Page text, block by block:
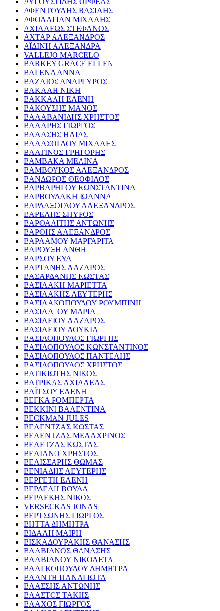
ΑΥΓΟΥΣΤΙΔΗΣ ΟΡΦΕΑΣ
ΑΦΕΝΤΟΥΛΗΣ ΒΑΣΙΛΗΣ
ΑΦΟΛΑΓΙΑΝ ΜΙΧΑΛΗΣ
ΑΧΙΛΛΕΩΣ ΣΤΕΦΑΝΟΣ
ΑΧΤΑΡ ΑΛΕΞΑΝΔΡΟΣ
ΑΪΔΙΝΗ ΑΛΕΞΑΝΔΡΑ
VALLEJO MARCELO
BARKEY GRACE ELLEN
ΒΑΓΕΝΑ ΑΝΝΑ
ΒΑΖΑΙΟΣ ΑΝΑΡΓΥΡΟΣ
ΒΑΚΑΛΗ ΝΙΚΗ
ΒΑΚΚΑΛΗ ΕΛΕΝΗ
ΒΑΚΟΥΣΗΣ ΜΑΝΟΣ
ΒΑΛΑΒΑΝΙΔΗΣ ΧΡΗΣΤΟΣ
ΒΑΛΑΡΗΣ ΓΙΩΡΓΟΣ
ΒΑΛΑΣΗΣ ΗΛΙΑΣ
ΒΑΛΑΣΟΓΛΟΥ ΜΙΧΑΛΗΣ
ΒΑΛΤΙΝΟΣ ΓΡΗΓΟΡΗΣ
ΒΑΜΒΑΚΑ ΜΕΛΙΝΑ
ΒΑΜΒΟΥΚΟΣ ΑΛΕΞΑΝΔΡΟΣ
ΒΑΝΔΩΡΟΣ ΘΕΟΦΙΛΟΣ
ΒΑΡΒΑΡΗΓΟΥ ΚΩΝΣΤΑΝΤΙΝΑ
ΒΑΡΒΟΥΔΑΚΗ ΙΩΑΝΝΑ
ΒΑΡΔΑΞΟΓΛΟΥ ΑΛΕΞΑΝΔΡΟΣ
ΒΑΡΕΛΗΣ ΣΠΥΡΟΣ
ΒΑΡΘΑΛΙΤΗΣ ΑΝΤΩΝΗΣ
ΒΑΡΘΗΣ ΑΛΕΞΑΝΔΡΟΣ
ΒΑΡΛΑΜΟΥ ΜΑΡΓΑΡΙΤΑ
ΒΑΡΟΥΞΗ ΑΝΘΗ
ΒΑΡΣΟΥ ΕΥΑ
ΒΑΡΤΑΝΗΣ ΛΑΖΑΡΟΣ
ΒΑΣΑΡΔΑΝΗΣ ΚΩΣΤΑΣ
ΒΑΣΙΛΑΚΗ ΜΑΡΙΕΤΤΑ
ΒΑΣΙΛΑΚΗΣ ΛΕΥΤΕΡΗΣ
ΒΑΣΙΛΑΚΟΠΟΥΛΟΥ ΡΟΥΜΠΙΝΗ
ΒΑΣΙΛΑΤΟΥ ΜΑΡΙΑ
ΒΑΣΙΛΕΙΟΥ ΛΑΖΑΡΟΣ
ΒΑΣΙΛΕΙΟΥ ΛΟΥΚΙΑ
ΒΑΣΙΛΟΠΟΥΛΟΣ ΓΙΩΡΓΗΣ
ΒΑΣΙΛΟΠΟΥΛΟΣ ΚΩΝΣΤΑΝΤΙΝΟΣ
ΒΑΣΙΛΟΠΟΥΛΟΣ ΠΑΝΤΕΛΗΣ
ΒΑΣΙΛΟΠΟΥΛΟΣ ΧΡΗΣΤΟΣ
ΒΑΤΙΚΙΩΤΗΣ ΝΙΚΟΣ
ΒΑΤΡΙΚΑΣ ΑΧΙΛΛΕΑΣ
ΒΑΪΤΣΟΥ ΕΛΕΝΗ
ΒΕΓΚΑ ΡΟΜΠΕΡΤΑ
ΒΕΚΚΙΝΙ ΒΑΛΕΝΤΙΝΑ
BECKMAN JULES
ΒΕΛΕΝΤΖΑΣ ΚΩΣΤΑΣ
ΒΕΛΕΝΤΖΑΣ ΜΕΛΑΧΡΙΝΟΣ
ΒΕΛΕΤΖΑΣ ΚΩΣΤΑΣ
ΒΕΛΙΑΝΟ ΧΡΗΣΤΟΣ
ΒΕΛΙΣΣΑΡΗΣ ΘΩΜΑΣ
ΒΕΝΙΑΔΗΣ ΛΕΥΤΕΡΗΣ
ΒΕΡΓΕΤΗ ΕΛΕΝΗ
ΒΕΡΔΕΛΗ ΒΟΥΛΑ
ΒΕΡΛΕΚΗΣ ΝΙΚΟΣ
VERSECKAS JONAS
ΒΕΡΤΣΩΝΗΣ ΓΙΩΡΓΟΣ
ΒΗΤΤΑ ΔΗΜΗΤΡΑ
ΒΙΔΑΛΗ ΜΑΙΡΗ
ΒΙΣΚΑΔΟΥΡΑΚΗΣ ΘΑΝΑΣΗΣ
ΒΛΑΒΙΑΝΟΣ ΘΑΝΑΣΗΣ
ΒΛΑΒΙΑΝΟΥ ΝΙΚΟΛΕΤΑ
ΒΛΑΓΚΟΠΟΥΛΟΥ ΔΗΜΗΤΡΑ
ΒΛΑΝΤΗ ΠΑΝΑΓΙΩΤΑ
ΒΛΑΣΣΗΣ ΑΝΤΩΝΗΣ
ΒΛΑΣΤΟΣ ΤΑΚΗΣ
ΒΛΑΧΟΣ ΓΙΩΡΓΟΣ